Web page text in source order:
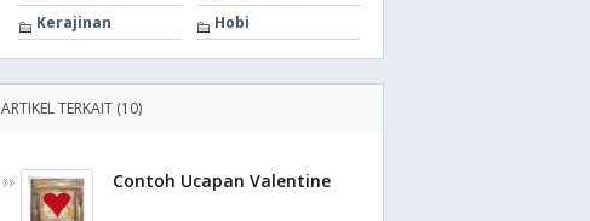
Kerajinan
Hobi
ARTIKEL TERKAIT (10)
Contoh Ucapan Valentine